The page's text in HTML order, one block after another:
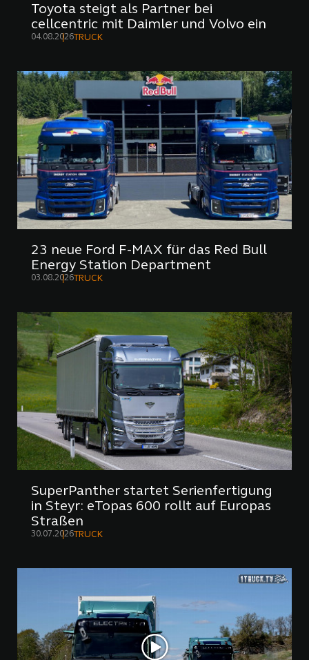
Toyota steigt als Partner bei
cellcentric mit Daimler und Volvo ein
04.08.2026TRUCK
23 neue Ford F-MAX für das Red Bull
Energy Station Department
03.08.2026TRUCK
SuperPanther startet Serienfertigung
in Steyr: eTopas 600 rollt auf Europas
Straßen
30.07.2026TRUCK